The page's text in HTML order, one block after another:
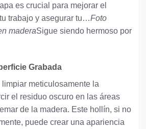
es crucial para mejorar el
trabajo y asegurar tu…Foto
maderaSigue siendo hermoso por
Grabada
meticulosamente la
el residuo oscuro en las áreas
de la madera. Este hollín, si no
puede crear una apariencia